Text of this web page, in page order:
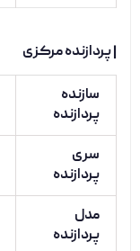
| پردازنده مرکزی
سازنده
پردازنده
سری
پردازنده
مدل
پردازنده